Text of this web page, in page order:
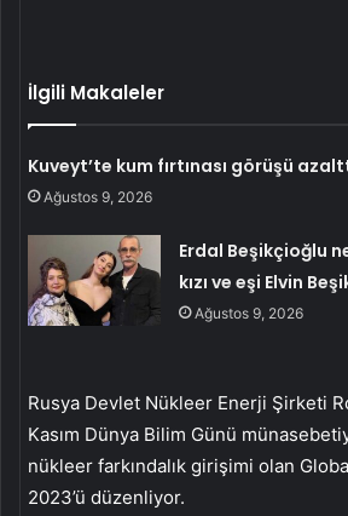
İlgili Makaleler
Kuveyt’te kum fırtınası görüşü
Ağustos 9, 2026
Erdal Beşikçioğlu
kızı ve eşi Elvin
Ağustos 9, 2026
Rusya Devlet Nükleer Enerji Şirketi
Kasım Dünya Bilim Günü
nükleer farkındalık girişimi olan
2023’ü düzenliyor.